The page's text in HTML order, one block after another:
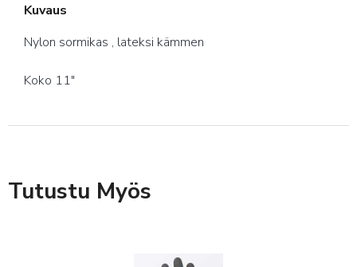
Kuvaus
Nylon sormikas , lateksi kämmen
Koko 11″
Tutustu Myös